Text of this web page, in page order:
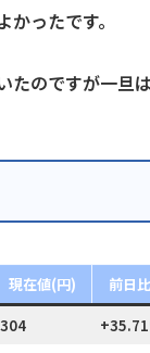
ったです。
のですが一旦
現在値(円) 前日
304